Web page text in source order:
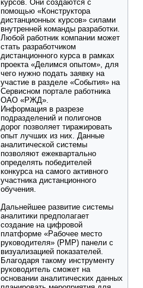
курсов. Они создаются с
помощью «Конструктора
дистанционных курсов» силами
внутренней команды разработки.
Любой работник компании может
стать разработчиком
дистанционного курса в рамках
проекта «Делимся опытом», для
чего нужно подать заявку на
участие в разделе «События» на
Сервисном портале работника
ОАО «РЖД».
Информация в разрезе
подразделений и полигонов
дорог позволяет тиражировать
опыт лучших из них. Данные
аналитической системы
позволяют ежеквартально
определять победителей
конкурса на самого активного
участника дистанционного
обучения.
Дальнейшее развитие системы
аналитики предполагает
создание на цифровой
платформе «Рабочее место
руководителя» (РМР) панели с
визуализацией показателей.
Благодаря такому инструменту
руководитель сможет на
основании аналитических данных